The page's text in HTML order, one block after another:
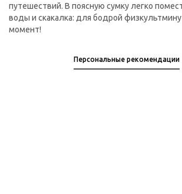
путешествий. В поясную сумку легко
воды и скакалка: для бодрой
момент!
Персональные рекомендации